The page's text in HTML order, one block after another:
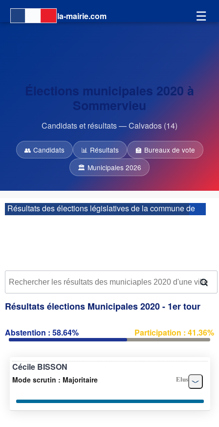
la-mairie.com ☰
Élections municipales 2020 à
Sommervieu
Candidats et résultats — Calvados (14)
👥 Candidats 📊 Résultats
🏫 Bureaux de vote
🏛 Municipales 2026
Résultats des élections législatives de la commune de
Sommervieu :| 5ème circonscription
Résultats élections Municipales 2020 - 1er tour
Abstention : 58.64% Participation : 41.36%
Cécile BISSON
Mode scrutin : Majoritaire Elus